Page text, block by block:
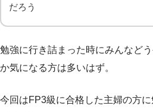
だろう
勉強に行き詰まった時にみんなど
か気になる方は多いはず。
今回はFP3級に合格した主婦の方